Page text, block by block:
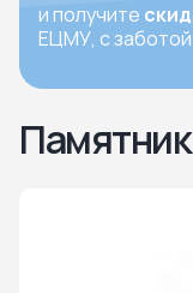
и получите
ЕЦМУ, с